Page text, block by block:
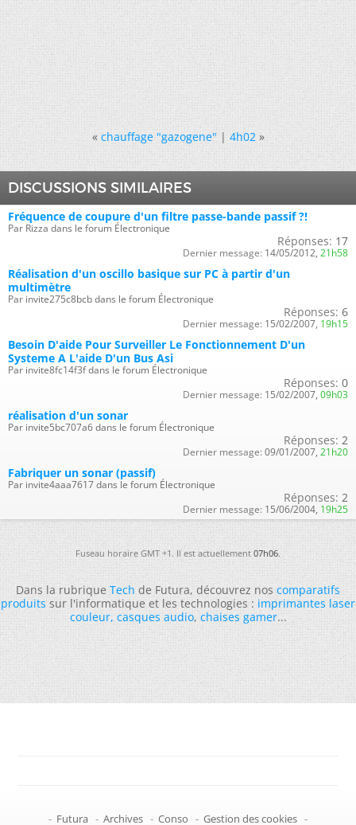
« chauffage "gazogene"|4h02 »
DISCUSSIONS SIMILAIRES
Fréquence de coupure d'un filtre passe-bande passif ?!
Par Rizza dans le forum Électronique
Réponses: 17
Dernier message: 14/05/2012, 21h58
Réalisation d'un oscillo basique sur PC à partir d'un
multimètre
Par invite275c8bcb dans le forum Électronique
Réponses: 6
Dernier message: 15/02/2007, 19h15
Besoin D'aide Pour Surveiller Le Fonctionnement D'un
Systeme A L'aide D'un Bus Asi
Par invite8fc14f3f dans le forum Électronique
Réponses: 0
Dernier message: 15/02/2007, 09h03
réalisation d'un sonar
Par invite5bc707a6 dans le forum Électronique
Réponses: 2
Dernier message: 09/01/2007, 21h20
Fabriquer un sonar (passif)
Par invite4aaa7617 dans le forum Électronique
Réponses: 2
Dernier message: 15/06/2004, 19h25
Fuseau horaire GMT +1. Il est actuellement07h06.
Dans la rubriqueTechde Futura, découvrez noscomparatifs
produitssur l'informatique et les technologies :imprimantes laser
couleur,casques audio,chaises gamer...
- Futura - Archives - Conso - Gestion des cookies -